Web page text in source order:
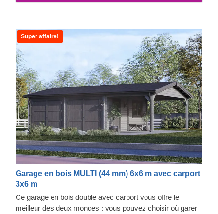
Super affaire!
Garage en bois MULTI (44 mm) 6x6 m avec carport
3x6 m
Ce garage en bois double avec carport vous offre le
meilleur des deux mondes : vous pouvez choisir où garer